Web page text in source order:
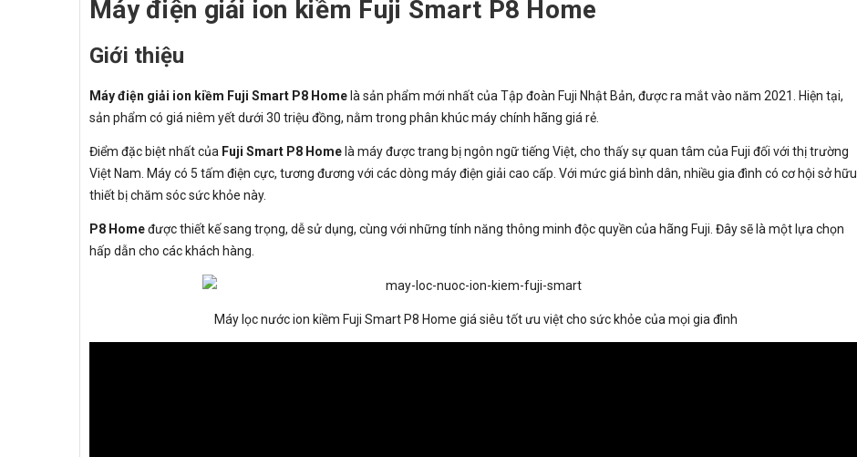
Máy điện giải ion kiềm Fuji Smart P8 Home
Giới thiệu
Máy điện giải ion kiềm Fuji Smart P8 Home là sản phẩm mới nhất của Tập đoàn Fuji Nhật Bản, được ra mắt vào năm 2021. Hiện tại,
sản phẩm có giá niêm yết dưới 30 triệu đồng, nằm trong phân khúc máy chính hãng giá rẻ.
Điểm đặc biệt nhất của Fuji Smart P8 Home là máy được trang bị ngôn ngữ tiếng Việt, cho thấy sự quan tâm của Fuji đối với thị trường
Việt Nam. Máy có 5 tấm điện cực, tương đương với các dòng máy điện giải cao cấp. Với mức giá bình dân, nhiều gia đình có cơ hội sở hữu
thiết bị chăm sóc sức khỏe này.
P8 Homeđược thiết kế sang trọng, dễ sử dụng, cùng với những tính năng thông minh độc quyền của hãng Fuji. Đây sẽ là một lựa chọn
hấp dẫn cho các khách hàng.
Máy lọc nước ion kiềm Fuji Smart P8 Home giá siêu tốt ưu việt cho sức khỏe của mọi gia đình